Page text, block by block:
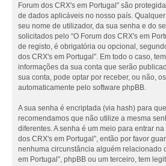
Forum dos CRX's em Portugal” são
de dados aplicáveis no nosso país.
seu nome de utilizador, da sua senha e do
solicitados pelo “O Forum dos CRX's em
de registo, é obrigatória ou opcional,
dos CRX's em Portugal”. Em todo o caso,
informações da sua conta que serão
sua conta, pode optar por receber, ou não,
automaticamente pelo software phpBB.
A sua senha é encriptada (via hash) para
recomendamos que não utilize a mesma
diferentes. A senha é um meio para entrar na
dos CRX's em Portugal”, então por favor
nenhuma circunstância alguém relacionado
em Portugal”, phpBB ou um terceiro, tem